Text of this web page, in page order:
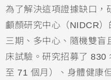
為了解決這項證據缺口，
顱顏研究中心（NIDCR
三期、多中心、隨機雙盲
床試驗。研究招募了 830
至 71 個月）、身體健康